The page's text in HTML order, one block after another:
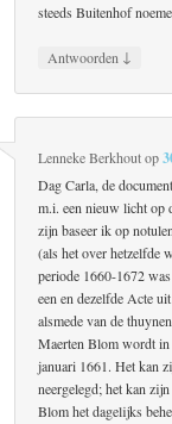
steeds Buitenhof
Antwoorden ↓
Lenneke Berkhoutop
Dag Carla, de
m.i. een nieuw licht op
zijn baseer ik op
(als het over hetzelfde
periode 1660-1672
een en dezelfde Acte
alsmede van de
Maerten Blom wordt in
januari 1661. Het kan
neergelegd; het kan
Blom het dagelijks